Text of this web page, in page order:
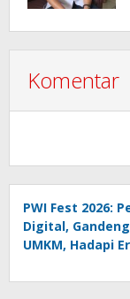
Komentar
PWI Fest 2026:
Digital,
UMKM, Hadapi